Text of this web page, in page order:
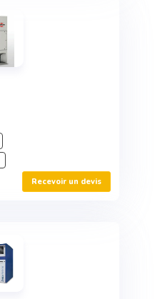
Recevoir un devis